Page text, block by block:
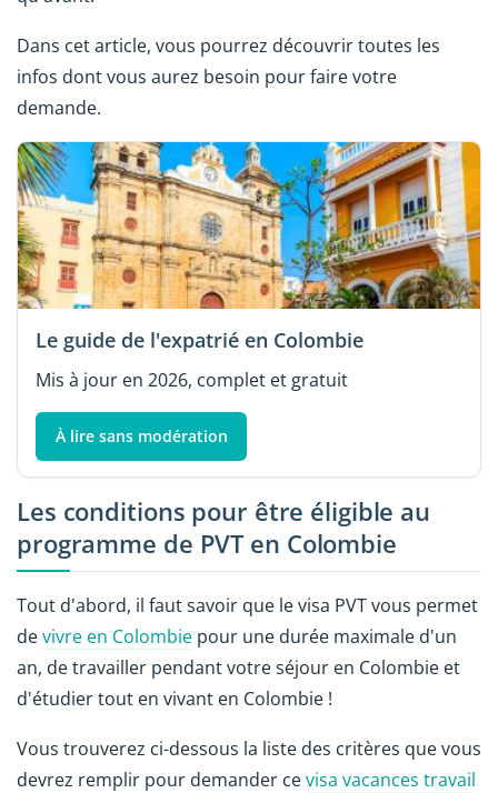
Dans cet article, vous pourrez découvrir toutes les
infos dont vous aurez besoin pour faire votre
demande.
Le guide de l'expatrié en Colombie
Mis à jour en 2026, complet et gratuit
À lire sans modération
Les conditions pour être éligible au
programme de PVT en Colombie
Tout d'abord, il faut savoir que le visa PVT vous permet
devivre en Colombie pour une durée maximale d'un
an, de travailler pendant votre séjour en Colombie et
d'étudier tout en vivant en Colombie !
Vous trouverez ci-dessous la liste des critères que vous
devrez remplir pour demander cevisa vacances travail